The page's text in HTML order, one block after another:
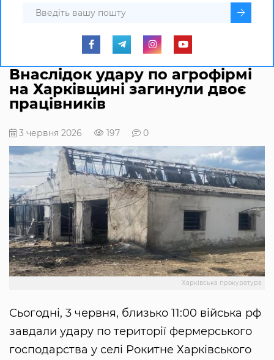
Внаслідок удару по агрофірмі
на Харківщині загинули двоє
працівників
3 червня 2026 197 0
Харківська прокуратура
Сьогодні, 3 червня, близько 11:00 війська рф
завдали удару по території фермерського
господарства у селі Рокитне Харківського